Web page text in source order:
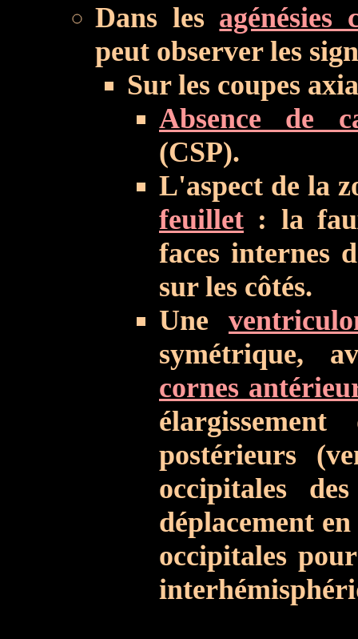
Dans les agénésies
peut observer les
Sur les coupes
Absence de
(CSP).
L'aspect de la
feuillet : la
faces internes
sur les côtés.
Une
symétrique,
cornes
postérieurs
occipitales
déplacement
occipitales